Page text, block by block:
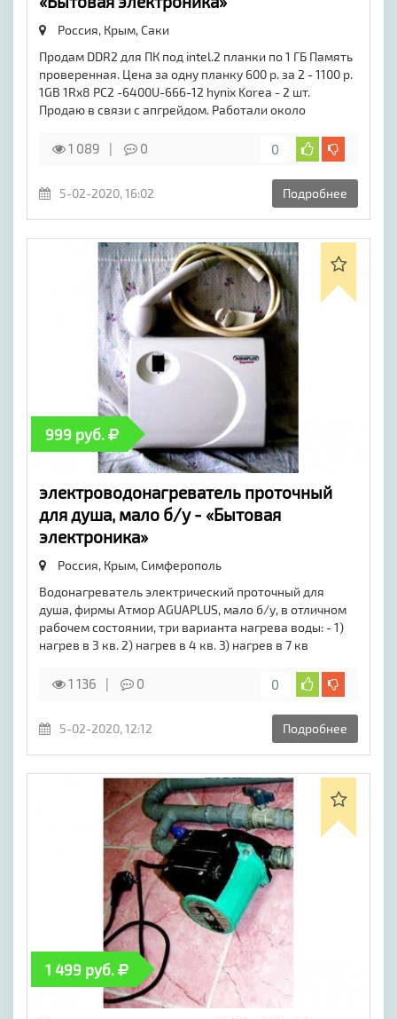
Россия, Крым,Саки
Продам DDR2 для ПК под intel.2 планки по 1 ГБ Память
проверенная. Цена за одну планку 600 р. за 2 - 1100 р.
1GB 1Rx8 PC2 -6400U-666-12 hynix Korea - 2 шт.
Продаю в связи с апгрейдом. Работали около
1 089 0 0
5-02-2020, 16:02 Подробнее
999 руб.
электроводонагреватель проточный
для душа, мало б/у - «Бытовая
электроника»
Россия, Крым,Симферополь
Водонагреватель электрический проточный для
душа, фирмы Атмор AGUAPLUS, мало б/у, в отличном
рабочем состоянии, три варианта нагрева воды: - 1)
нагрев в 3 кв. 2) нагрев в 4 кв. 3) нагрев в 7 кв
1 136 0 0
5-02-2020, 12:12 Подробнее
1 499 руб.